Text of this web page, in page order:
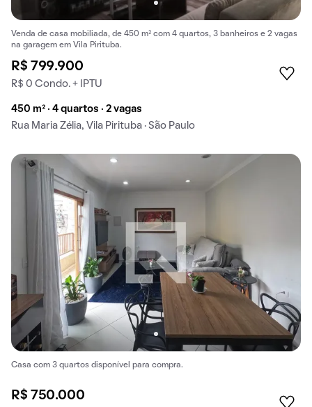
Venda de casa mobiliada, de 450 m² com 4 quartos, 3 banheiros e 2 vagas
na garagem em Vila Pirituba.
R$ 799.900
R$ 0 Condo. + IPTU
450 m² · 4 quartos · 2 vagas
Rua Maria Zélia, Vila Pirituba · São Paulo
Casa com 3 quartos disponível para compra.
R$ 750.000